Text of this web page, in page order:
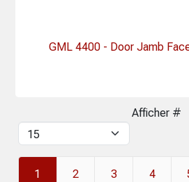
GML 4400 - Door Jamb
Afficher #
1 2 3 4